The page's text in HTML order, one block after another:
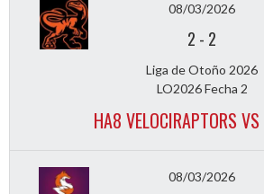
08/03/2026
2 - 2
Liga de Otoño 2026
LO2026 Fecha 2
HA8 VELOCIRAPTORS VS
08/03/2026